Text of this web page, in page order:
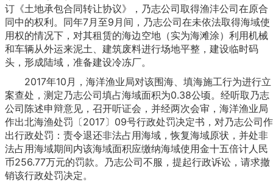
订《土地承包合同转让协议》，乃志公司取得渔沣公司在原合
同中的权利。同年7月至9月间，乃志公司在未依法取得海域使
用权的情况下，对其租赁的海边空地（实为海滩涂）利用机械
和车辆从外运来泥土、建筑废料进行场地平整，建设临时码
头，形成陆域，准备建设冷冻厂。
2017年10月，海洋渔业局对该围海、填海施工行为进行立
案查处，测定乃志公司填占海域面积为0.38公顷。经听取乃志
公司陈述申辩意见，召开听证会，并经两次会审，海洋渔业局
作出北海渔处罚〔2017〕09号行政处罚决定书，对乃志公司作
出行政处罚：责令退还非法占用海域，恢复海域原状，并处非
法占用海域期间内该海域面积应缴纳海域使用金十五倍计人民
币256.77万元的罚款。乃志公司不服，提起行政诉讼，请求撤
销该行政处罚决定。